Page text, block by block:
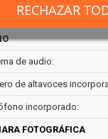
OpenGL:
de audio:
de altavoces
incorporado:
FOTOGRÁFICA
RECHAZAR